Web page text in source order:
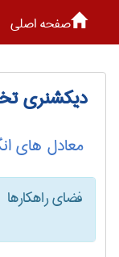
صفحه اصلی
دیکشنری
معادل های
فضای راهکارها